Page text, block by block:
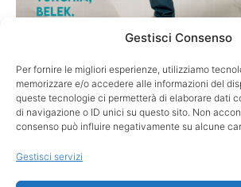
Gestisci Consenso
Per fornire le migliori esperienze, utilizziamo
memorizzare e/o accedere alle informazioni del
queste tecnologie ci permetterà di elaborare dati
di navigazione o ID unici su questo sito. Non
consenso può influire negativamente su alcune
Gestisci servizi
TURISMO
Golf in Turchia, Belek: la
sottovalutata d’Europa?
Belek, l’alternativa alle solite mete europee